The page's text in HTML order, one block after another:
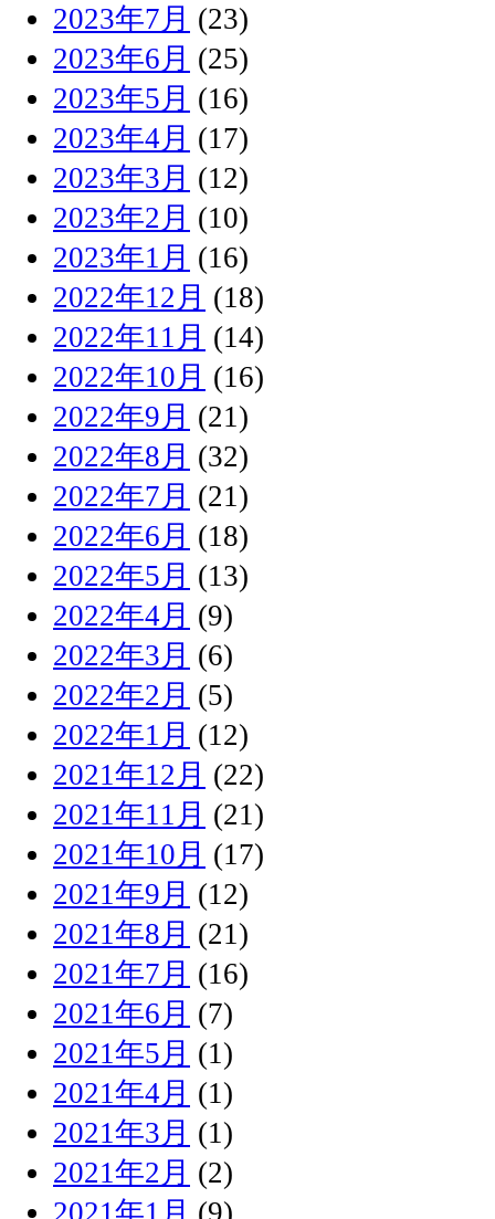
2023年7月 (23)
2023年6月 (25)
2023年5月 (16)
2023年4月 (17)
2023年3月 (12)
2023年2月 (10)
2023年1月 (16)
2022年12月 (18)
2022年11月 (14)
2022年10月 (16)
2022年9月 (21)
2022年8月 (32)
2022年7月 (21)
2022年6月 (18)
2022年5月 (13)
2022年4月 (9)
2022年3月 (6)
2022年2月 (5)
2022年1月 (12)
2021年12月 (22)
2021年11月 (21)
2021年10月 (17)
2021年9月 (12)
2021年8月 (21)
2021年7月 (16)
2021年6月 (7)
2021年5月 (1)
2021年4月 (1)
2021年3月 (1)
2021年2月 (2)
2021年1月 (9)